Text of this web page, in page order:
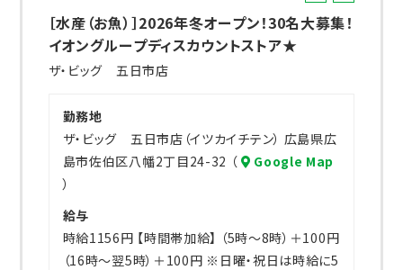
バ
ト
［水産（お魚）］2026年冬オープン！30名大募集！
イオングループディスカウントストア★
ザ・ビッグ 五日市店
勤務地
ザ・ビッグ 五日市店（イツカイチテン） 広島県広
島市佐伯区八幡2丁目24-32 （
Google Map
）
給与
時給1156円 【時間帯加給】 （5時～8時）＋100円
（16時～翌5時）＋100円 ※日曜・祝日は時給に5